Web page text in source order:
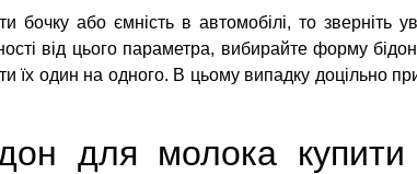
або ємність в автомобілі, то зверніть
від цього параметра, вибирайте форму
їх один на одного. В цьому випадку доцільно
для молока купити